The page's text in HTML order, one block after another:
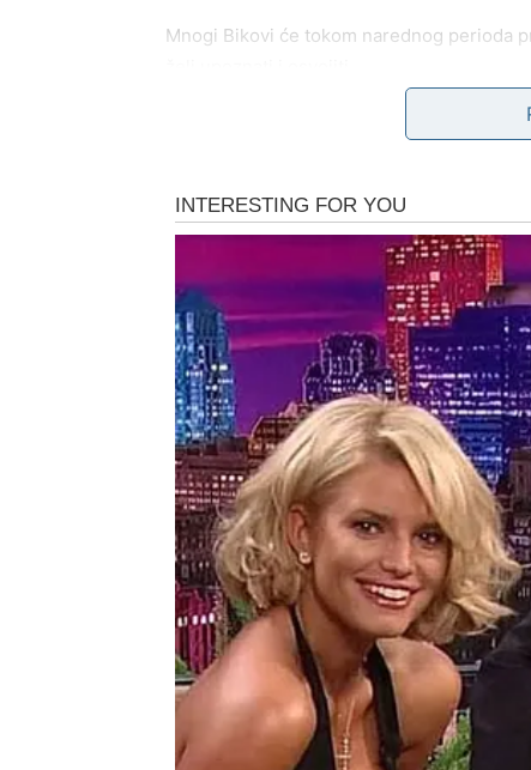
Mnogi Bikovi će tokom narednog perioda
Zvijezde pokazuju i mogućnost povratka
Ali ovog puta vi ćete mnogo jasnije
emotivni umor.
Bikovi koji su zauzeti konačno će uspjeti
Pred vama su iskreni razgovori, više
stalo.
POSAO – OTVARAJU
Na poslovnom planu ulazite u mnogo bolji
Iako ste u posljednje vrijeme često imali
sada dolazi vrijeme kada će se vaš rad
Pred vama je mogućnost veoma
potpuno promijeniti budućnost.